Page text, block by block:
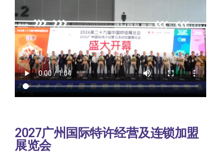
2027广州国际特许经营及连锁加盟
展览会